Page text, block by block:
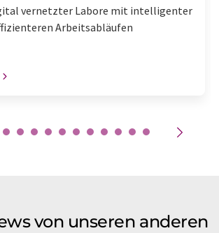
vernetzter Labore mit intelligenter
Arbeitsabläufen
von unseren anderen